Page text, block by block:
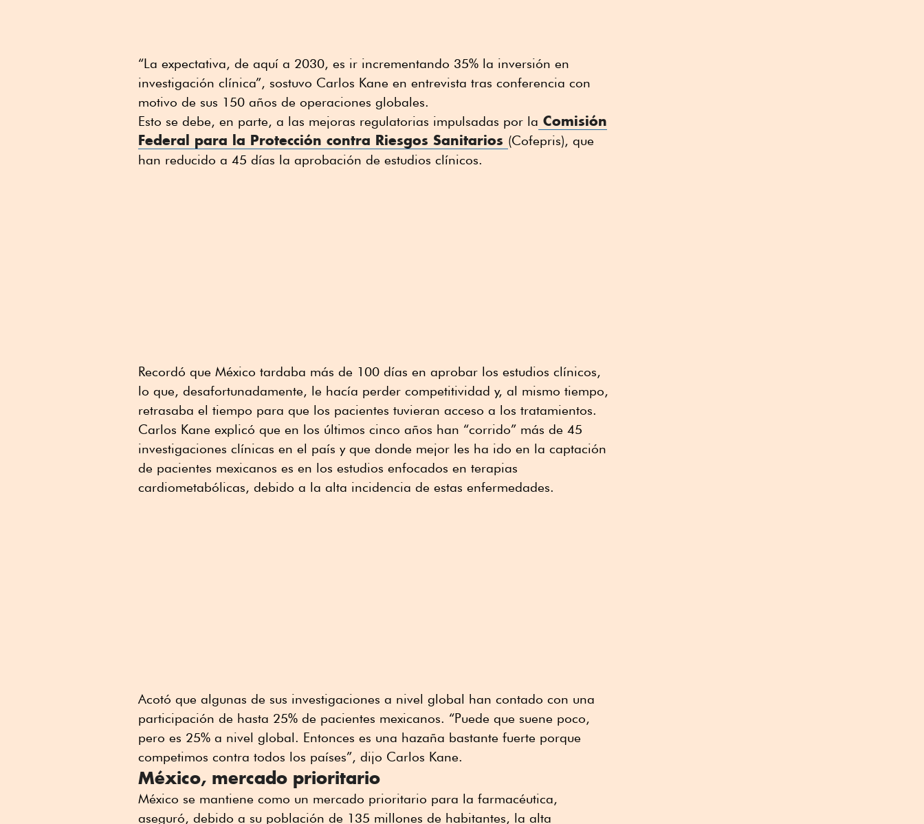
“La expectativa, de aquí a 2030, es ir incrementando 35% la inversión en
investigación clínica”, sostuvo Carlos Kane en entrevista tras conferencia con
motivo de sus 150 años de operaciones globales.
Esto se debe, en parte, a las mejoras regulatorias impulsadas por la Comisión
Federal para la Protección contra Riesgos Sanitarios (Cofepris), que
han reducido a 45 días la aprobación de estudios clínicos.
Recordó que México tardaba más de 100 días en aprobar los estudios clínicos,
lo que, desafortunadamente, le hacía perder competitividad y, al mismo tiempo,
retrasaba el tiempo para que los pacientes tuvieran acceso a los tratamientos.
Carlos Kane explicó que en los últimos cinco años han “corrido” más de 45
investigaciones clínicas en el país y que donde mejor les ha ido en la captación
de pacientes mexicanos es en los estudios enfocados en terapias
cardiometabólicas, debido a la alta incidencia de estas enfermedades.
Acotó que algunas de sus investigaciones a nivel global han contado con una
participación de hasta 25% de pacientes mexicanos. “Puede que suene poco,
pero es 25% a nivel global. Entonces es una hazaña bastante fuerte porque
competimos contra todos los países”, dijo Carlos Kane.
México, mercado prioritario
México se mantiene como un mercado prioritario para la farmacéutica,
aseguró, debido a su población de 135 millones de habitantes, la alta